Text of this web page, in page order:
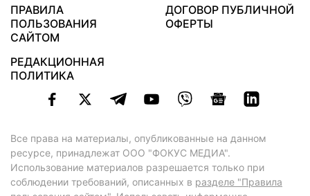
ПРАВИЛА
ПОЛЬЗОВАНИЯ
САЙТОМ
ДОГОВОР ПУБЛИЧНОЙ
ОФЕРТЫ
РЕДАКЦИОННАЯ
ПОЛИТИКА
Все права на материалы, опубликованные на данном
ресурсе, принадлежат ООО "ФОКУС МЕДИА".
Использование материалов разрешается только при
соблюдении требований, описанных в разделе "Правила